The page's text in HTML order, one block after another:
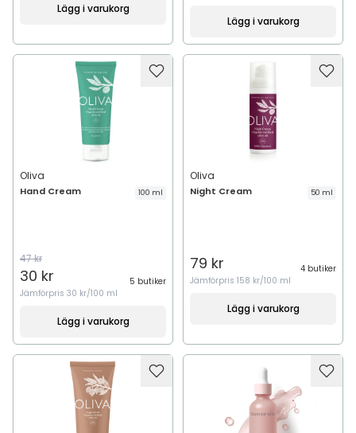
Lägg i varukorg
Lägg i varukorg
Oliva
Hand Cream 100 ml
47 kr
30 kr
5 butiker
Jämförpris 30 kr/100 ml
Lägg i varukorg
Oliva
Night Cream 50 ml
79 kr
4 butiker
Jämförpris 158 kr/100 ml
Lägg i varukorg